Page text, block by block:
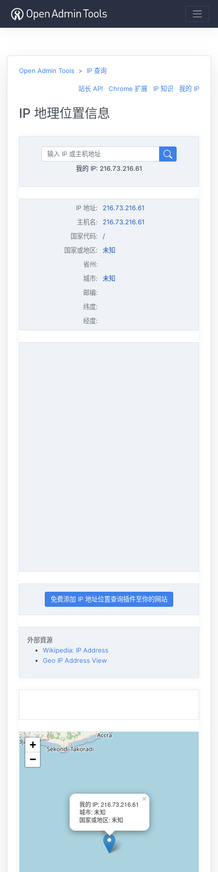
Open Admin Tools IP 查询
站长 API Chrome 扩展 IP 知识 我的 IP
IP 地理位置信息
我的 IP: 216.73.216.61
IP 地址:
216.73.216.61
主机名:
216.73.216.61
国家代码:
/
国家或地区:
未知
省州:
城市:
未知
邮编:
纬度:
经度:
免费添加 IP 地址位置查询插件至你的网站
外部資源
Wikipedia: IP Address
Geo IP Address View
我的 IP: 216.73.216.61
城市: 未知
国家或地区: 未知
×
+
−